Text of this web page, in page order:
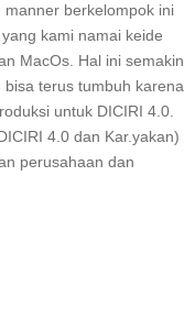
berkelompok ini
kami namai keide
MacOs. Hal ini semakin
terus tumbuh karena
untuk DICIRI 4.0.
4.0 dan Kar.yakan)
perusahaan dan